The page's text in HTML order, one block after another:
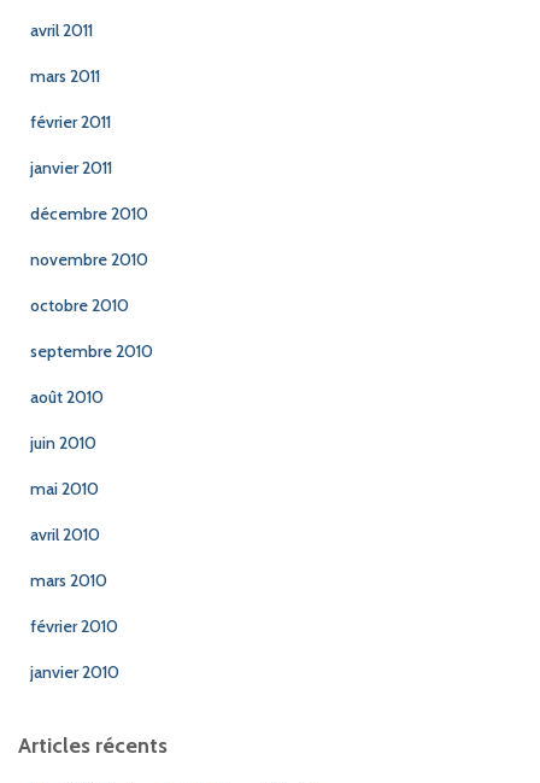
avril 2011
mars 2011
février 2011
janvier 2011
décembre 2010
novembre 2010
octobre 2010
septembre 2010
août 2010
juin 2010
mai 2010
avril 2010
mars 2010
février 2010
janvier 2010
Articles récents